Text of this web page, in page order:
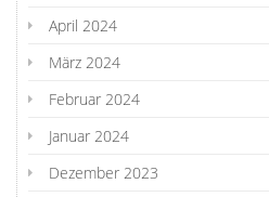
April 2024
März 2024
Februar 2024
Januar 2024
Dezember 2023